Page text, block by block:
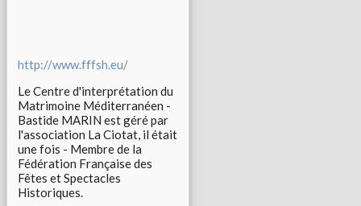
http://www.fffsh.eu/
Le Centre d'interprétation du
Matrimoine Méditerranéen -
Bastide MARIN est géré par
l'association La Ciotat, il était
une fois - Membre de la
Fédération Française des
Fêtes et Spectacles
Historiques.